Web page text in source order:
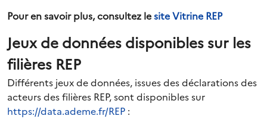
Pour en savoir plus, consultez lesite Vitrine REP
Jeux de données disponibles sur les
filières REP
Différents jeux de données, issues des déclarations des
acteurs des filières REP, sont disponibles sur
https://data.ademe.fr/REP :